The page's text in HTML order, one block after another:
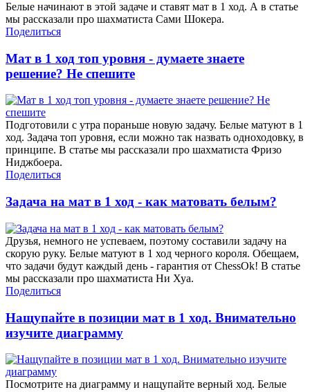
Белые начинают в этой задаче и ставят мат в 1 ход. А в статье
мы рассказали про шахматиста Сами Шокера.
Поделиться
Мат в 1 ход топ уровня - думаете знаете
решение? Не спешите
Подготовили с утра пораньше новую задачу. Белые матуют в 1
ход. Задача топ уровня, если можно так назвать одноходовку, в
принципе. В статье мы рассказали про шахматиста Фризо
Ниджбоера.
Поделиться
Задача на мат в 1 ход - как матовать белым?
Друзья, немного не успеваем, поэтому составили задачу на
скорую руку. Белые матуют в 1 ход черного короля. Обещаем,
что задачи будут каждый день - гарантия от ChessOk! В статье
мы рассказали про шахматиста Ни Хуа.
Поделиться
Нащупайте в позиции мат в 1 ход. Внимательно
изучите диаграмму
Посмотрите на диаграмму и нащупайте верный ход. Белые